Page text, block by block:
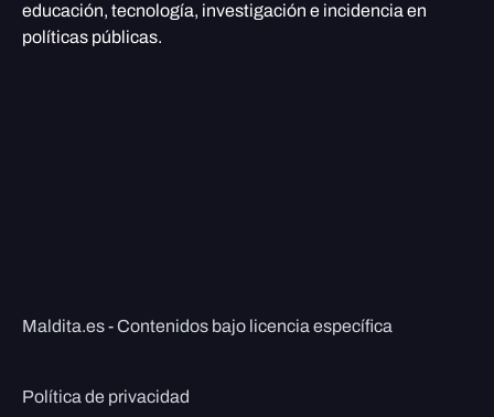
educación, tecnología, investigación e incidencia en
políticas públicas.
Maldita.es - Contenidos bajo licencia específica
Política de privacidad